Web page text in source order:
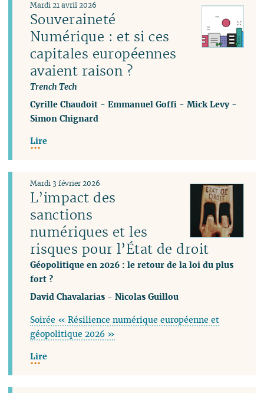
Souveraineté
Numérique : et si ces
capitales européennes
avaient raison ?
Trench Tech
Mardi 21 avril 2026
Cyrille Chaudoit -Emmanuel Goffi -Mick Levy-
Simon Chignard
Lire
L’impact des
sanctions
numériques et les
risques pour l’État de droit
Géopolitique en 2026 : le retour de la loi du plus
fort ?
Mardi 3 février 2026
David Chavalarias -Nicolas Guillou
Soirée « Résilience numérique européenne et
géopolitique 2026 »
Lire